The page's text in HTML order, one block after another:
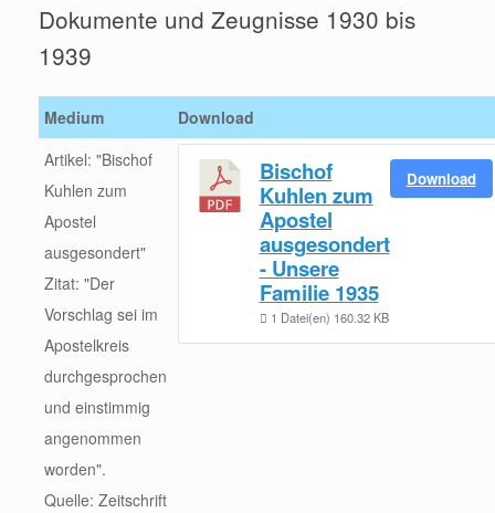
Dokumente und Zeugnisse 1930 bis
1939
Medium
Download
Artikel: "Bischof
Kuhlen zum
Apostel
ausgesondert"
Zitat: "Der
Vorschlag sei im
Apostelkreis
durchgesprochen
und einstimmig
angenommen
worden".
Quelle: Zeitschrift
Bischof
Kuhlen zum
Apostel
ausgesondert
- Unsere
Familie 1935
1 Datei(en) 160.32 KB
Download